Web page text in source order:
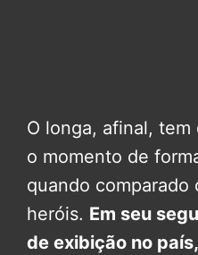
O longa, afinal,
o momento de
quando comparado
heróis. Em seu
de exibição no país,